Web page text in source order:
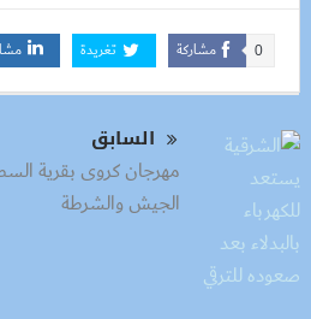
مشاركة 0 تغريدة
السابق
مهرجان كروى بقرية
الجيش والشرطة